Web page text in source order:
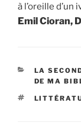
à l’oreille d’un
Emil Cioran,
LA
DE MA